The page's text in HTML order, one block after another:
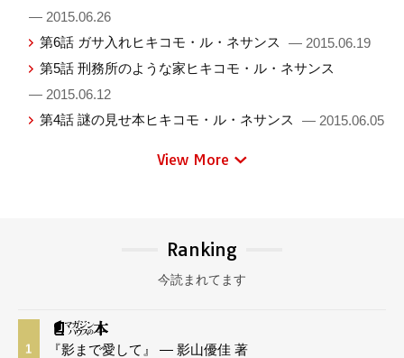
— 2015.06.26
第6話 ガサ入れヒキコモ・ル・ネサンス
— 2015.06.19
第5話 刑務所のような家ヒキコモ・ル・ネサンス
— 2015.06.12
第4話 謎の見せ本ヒキコモ・ル・ネサンス
— 2015.06.05
View More
Ranking
今読まれてます
1 『影まで愛して』 — 影山優佳 著